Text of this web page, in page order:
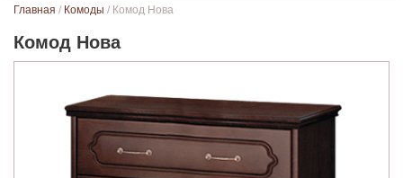
Вы здесь
Главная / Комоды / Комод Нова
Комод Нова